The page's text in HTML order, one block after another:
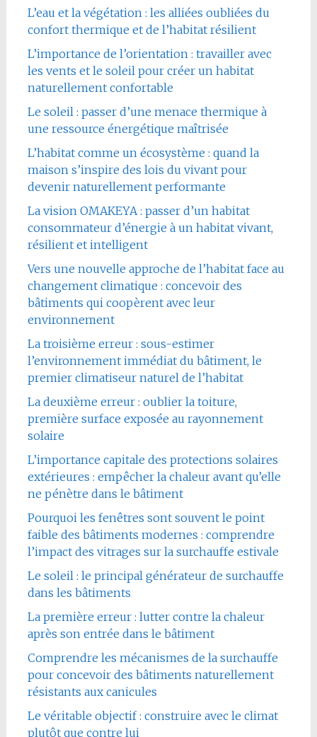
L’eau et la végétation : les alliées oubliées du
confort thermique et de l’habitat résilient
L’importance de l’orientation : travailler avec
les vents et le soleil pour créer un habitat
naturellement confortable
Le soleil : passer d’une menace thermique à
une ressource énergétique maîtrisée
L’habitat comme un écosystème : quand la
maison s’inspire des lois du vivant pour
devenir naturellement performante
La vision OMAKEYA : passer d’un habitat
consommateur d’énergie à un habitat vivant,
résilient et intelligent
Vers une nouvelle approche de l’habitat face au
changement climatique : concevoir des
bâtiments qui coopèrent avec leur
environnement
La troisième erreur : sous-estimer
l’environnement immédiat du bâtiment, le
premier climatiseur naturel de l’habitat
La deuxième erreur : oublier la toiture,
première surface exposée au rayonnement
solaire
L’importance capitale des protections solaires
extérieures : empêcher la chaleur avant qu’elle
ne pénètre dans le bâtiment
Pourquoi les fenêtres sont souvent le point
faible des bâtiments modernes : comprendre
l’impact des vitrages sur la surchauffe estivale
Le soleil : le principal générateur de surchauffe
dans les bâtiments
La première erreur : lutter contre la chaleur
après son entrée dans le bâtiment
Comprendre les mécanismes de la surchauffe
pour concevoir des bâtiments naturellement
résistants aux canicules
Le véritable objectif : construire avec le climat
plutôt que contre lui